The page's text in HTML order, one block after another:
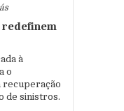
à
o
recuperação
de sinistros.